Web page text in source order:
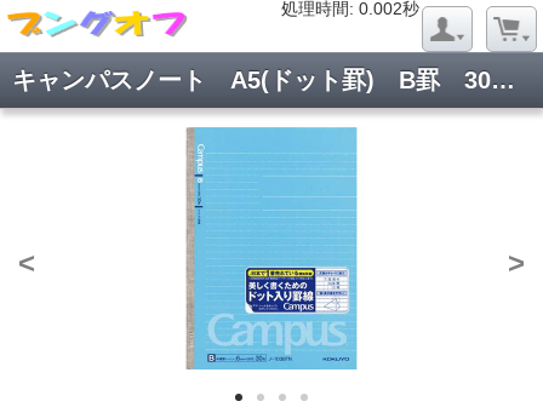
処理時間: 0.002秒
キャンパスノート A5(ドット罫) B罫 30枚 ノ-103BTN
< >
処理時間: 0.020秒